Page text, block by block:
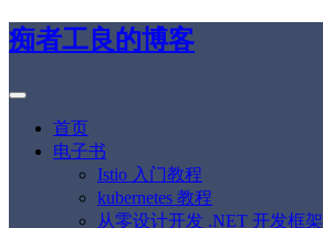
痴者工良的博客
首页
电子书
Istio 入门教程
kubernetes 教程
从零设计开发 .NET 开发框架